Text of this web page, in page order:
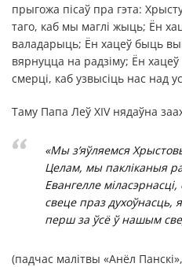
прыгожа пісаў пра гэта:
таго, каб мы маглі жыць; Ён
валадарыць; Ён хацеў быць
вярнуцца на радзіму; Ён
смерці, каб узвысіць нас над
Таму Папа Леў XIV нядаўна
«Мы з’яўляемся
Целам, мы пакліканыя
Евангелле
свеце праз духоўнасць,
перш за ўсё ў нашым
(падчас малітвы «Анёл